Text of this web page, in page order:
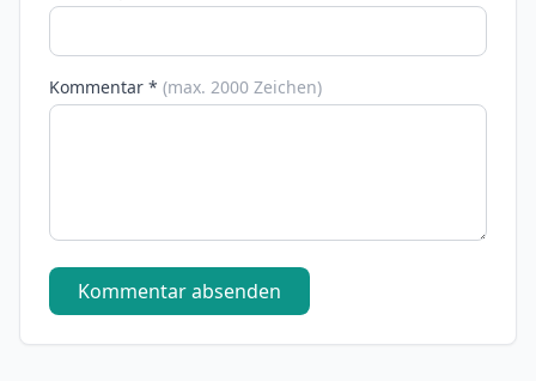
Kommentar * (max. 2000 Zeichen)
Kommentar absenden